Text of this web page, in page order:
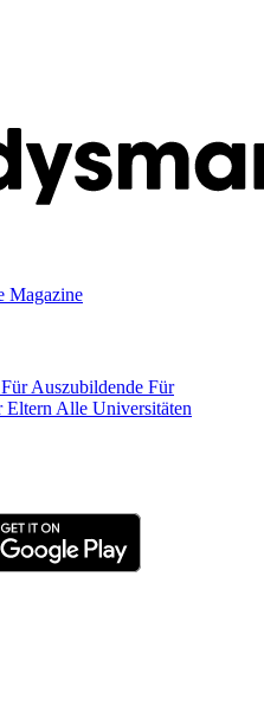
Magazine
Für Auszubildende Für
Eltern Alle Universitäten